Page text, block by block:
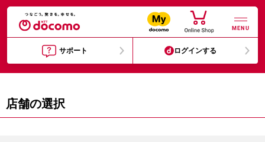
MENU
サポート ログインする
店舗の選択